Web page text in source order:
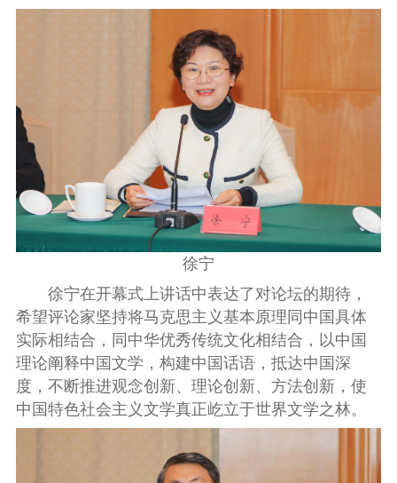
徐宁
徐宁在开幕式上讲话中表达了对论坛的期待，
希望评论家坚持将马克思主义基本原理同中国具体
实际相结合，同中华优秀传统文化相结合，以中国
理论阐释中国文学，构建中国话语，抵达中国深
度，不断推进观念创新、理论创新、方法创新，使
中国特色社会主义文学真正屹立于世界文学之林。